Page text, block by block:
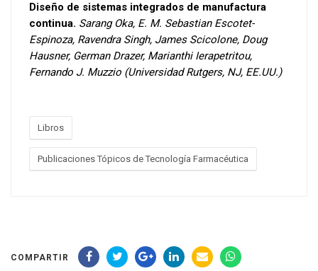
Diseño de sistemas integrados de manufactura
continua. Sarang Oka, E. M. Sebastian Escotet-
Espinoza, Ravendra Singh, James Scicolone, Doug
Hausner, German Drazer, Marianthi Ierapetritou,
Fernando J. Muzzio (Universidad Rutgers, NJ, EE.UU.)
Libros
Publicaciones Tópicos de Tecnología Farmacéutica
COMPARTIR